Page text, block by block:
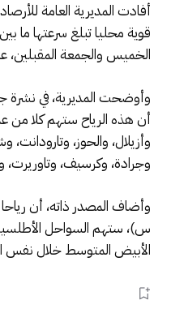
أفادت المديرية العامة
الخميس والجمعة المقبلين،
وأوضحت المديرية، في نشرة
أن هذه الرياح ستهم كلا من
وأزيلال، والحوز، وتارودانت،
وجرادة، وكرسيف، وتاوريرت،
س)، ستهم السواحل
الأبيض المتوسط خلال نفس